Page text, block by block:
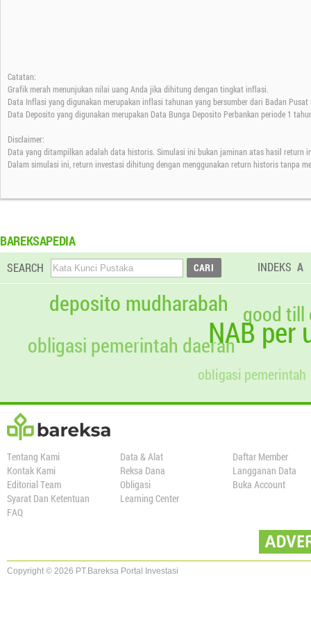
Catatan:
Grafik merah menunjukan nilai uang Anda jika dihitung dengan tingkat inflasi.
Data Inflasi yang digunakan merupakan inflasi tahunan yang bersumber dari Badan
Data Deposito yang digunakan merupakan Data Bunga Deposito Perbankan periode 1
Disclaimer:
Data yang ditampilkan adalah data historis. Simulasi ini bukan jaminan atas hasil return
Dalam simulasi ini, return investasi dihitung dengan menggunakan return historis tanpa
BAREKSAPEDIA
SEARCH INDEKS A
NAB per
deposito mudharabah
obligasi pemerintah
obligasi pemerintah daerah
good till
Tentang Kami
Kontak Kami
Editorial Team
Syarat Dan Ketentuan
FAQ
Data & Alat
Reksa Dana
Obligasi
Learning Center
Daftar Member
Langganan Data
Buka Account
Copyright © 2026 PT.Bareksa Portal Investasi